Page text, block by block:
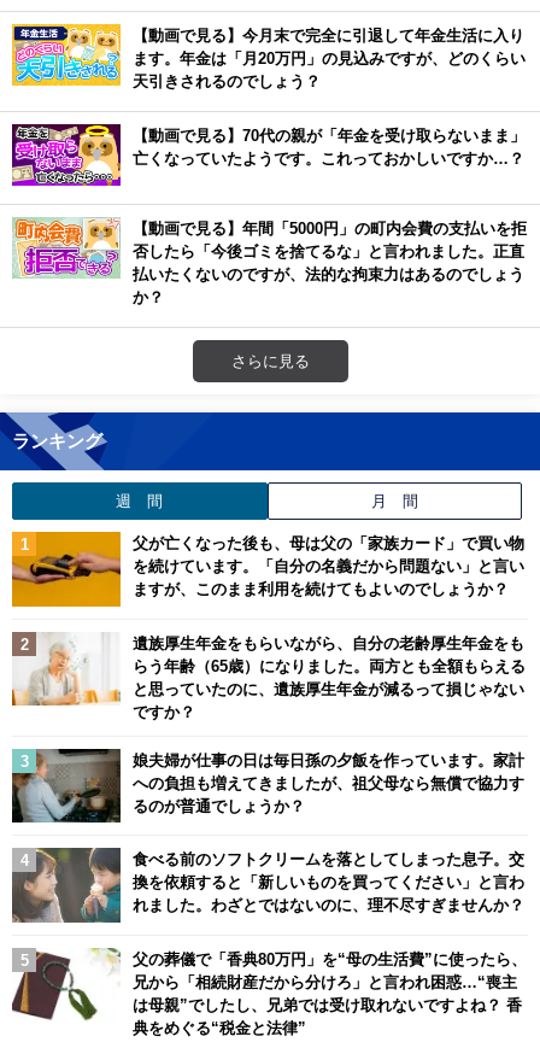
【動画で見る】今月末で完全に引退して年金生活に入り
ます。年金は「月20万円」の見込みですが、どのくらい
天引きされるのでしょう？
【動画で見る】70代の親が「年金を受け取らないまま」
亡くなっていたようです。これっておかしいですか…？
【動画で見る】年間「5000円」の町内会費の支払いを拒
否したら「今後ゴミを捨てるな」と言われました。正直
払いたくないのですが、法的な拘束力はあるのでしょう
か？
さらに見る
ランキング
週 間 月 間
父が亡くなった後も、母は父の「家族カード」で買い物
を続けています。「自分の名義だから問題ない」と言い
ますが、このまま利用を続けてもよいのでしょうか？
遺族厚生年金をもらいながら、自分の老齢厚生年金をも
らう年齢（65歳）になりました。両方とも全額もらえる
と思っていたのに、遺族厚生年金が減るって損じゃない
ですか？
娘夫婦が仕事の日は毎日孫の夕飯を作っています。家計
への負担も増えてきましたが、祖父母なら無償で協力す
るのが普通でしょうか？
食べる前のソフトクリームを落としてしまった息子。交
換を依頼すると「新しいものを買ってください」と言わ
れました。わざとではないのに、理不尽すぎませんか？
父の葬儀で「香典80万円」を“母の生活費”に使ったら、
兄から「相続財産だから分けろ」と言われ困惑…“喪主
は母親”でしたし、兄弟では受け取れないですよね？ 香
典をめぐる“税金と法律”